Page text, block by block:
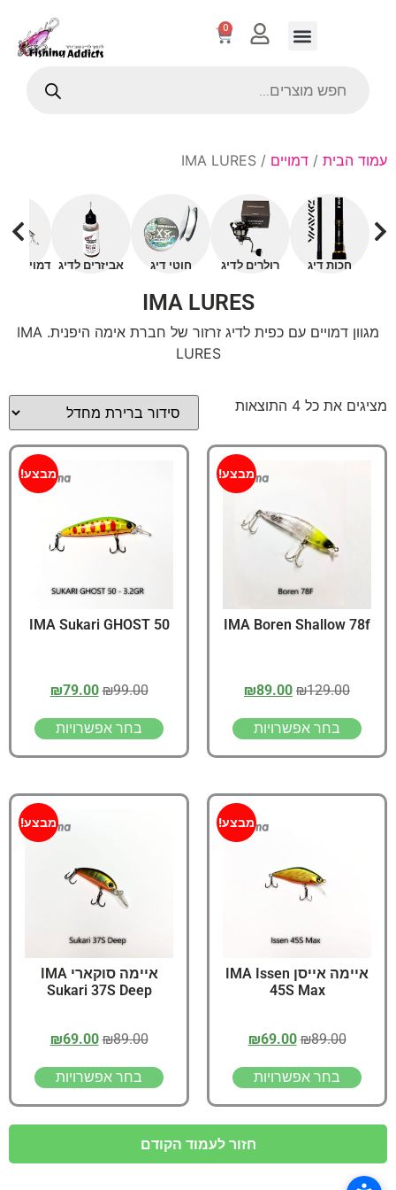
0
עמוד הבית / דמויים / IMA LURES
חכות דיג רולרים לדיג חוטי דיג אביזרים לדיג דמויים
IMA LURES
מגוון דמויים עם כפית לדיג זרזור של חברת אימה היפנית. IMA
LURES
מציגים את כל ⁦4⁩ התוצאות
מבצע!
IMA Boren Shallow 78f
₪129.00
₪89.00
בחר אפשרויות
מבצע!
IMA Sukari GHOST 50
₪99.00
₪79.00
בחר אפשרויות
מבצע!
איימה אייסן IMA Issen
45S Max
₪89.00
₪69.00
בחר אפשרויות
מבצע!
איימה סוקארי IMA
Sukari 37S Deep
₪89.00
₪69.00
בחר אפשרויות
חזור לעמוד הקודם